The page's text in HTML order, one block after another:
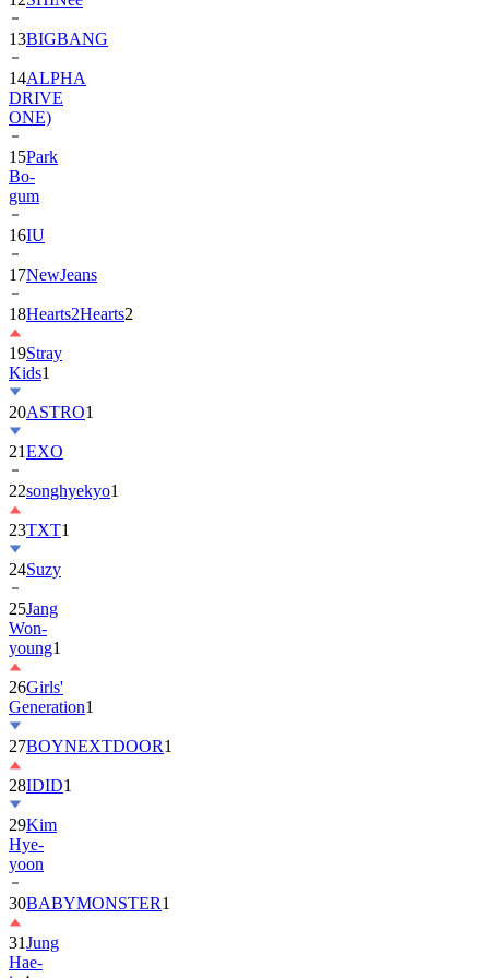
13BIGBANG
14ALPHA
DRIVE
ONE)
15Park
Bo-
gum
16IU
17NewJeans
18Hearts2Hearts2
19Stray
Kids1
20ASTRO1
21EXO
22songhyekyo1
23TXT1
24Suzy
25Jang
Won-
young1
26Girls'
Generation1
27BOYNEXTDOOR1
28IDID1
29Kim
Hye-
yoon
30BABYMONSTER1
31Jung
Hae-